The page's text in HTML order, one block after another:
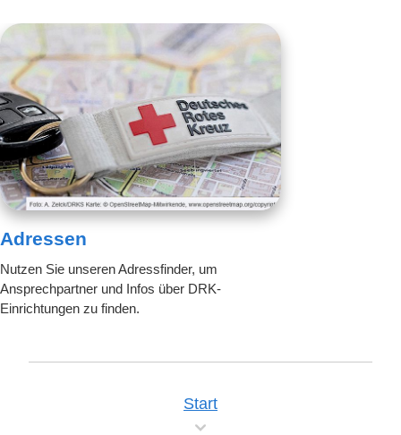
Adressen
Nutzen Sie unseren Adressfinder, um
Ansprechpartner und Infos über DRK-
Einrichtungen zu finden.
Start